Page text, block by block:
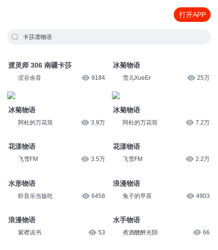
打开APP
卡莎凛物语
渡灵师 306 南疆卡莎
涩谷余音 9184
冰菊物语
阿杜的万花筒 3.9万
花漾物语
飞雪FM 3.5万
水形物语
听音乐当饭吃 6458
浪漫物语
紫襟说书 53
冰菊物语
雪儿XueEr 25万
冰菊物语
阿杜的万花筒 7.2万
花漾物语
飞雪FM 2.2万
浪漫物语
兔子的早茶 4903
水手物语
煮酒醺醉光阴 66